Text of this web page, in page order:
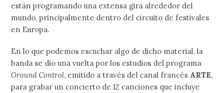
están programando una extensa gira alrededor del
mundo, principalmente dentro del circuito de festivales
en Europa.
En lo que podemos escuchar algo de dicho material, la
banda se dio una vuelta por los estudios del programa
Ground Control, emitido a través del canal francés ARTE,
para grabar un concierto de 12 canciones que incluye